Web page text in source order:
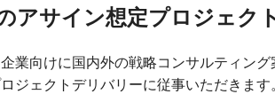
アサイン想定プロジェク
業向けに国内外の戦略コンサルティン
ジェクトデリバリーに従事いただきます